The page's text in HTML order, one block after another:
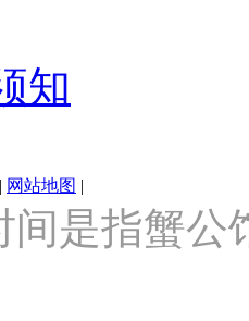
知
| 网站地图 |
是指蟹公